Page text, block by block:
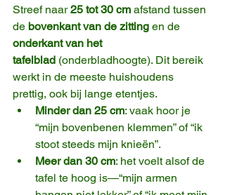
Streef naar 25 tot 30 cm afstand tussen
de bovenkant van de zitting en de
onderkant van het
tafelblad (onderbladhoogte). Dit bereik
werkt in de meeste huishoudens
prettig, ook bij lange etentjes.
Minder dan 25 cm: vaak hoor je
“mijn bovenbenen klemmen” of “ik
stoot steeds mijn knieën”.
Meer dan 30 cm: het voelt alsof de
tafel te hoog is—“mijn armen